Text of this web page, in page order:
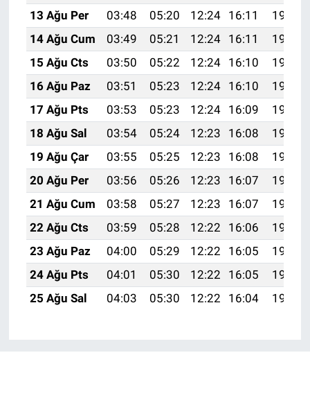
13 Ağu Per
03:48 05:20 12:24 16:11
19:19
14 Ağu Cum
03:49 05:21 12:24 16:11
19:18
15 Ağu Cts
03:50 05:22 12:24 16:10
19:16
16 Ağu Paz
03:51 05:23 12:24 16:10
19:15
17 Ağu Pts
03:53 05:23 12:24 16:09
19:14
18 Ağu Sal
03:54 05:24 12:23 16:08
19:12
19 Ağu Çar
03:55 05:25 12:23 16:08
19:11
20 Ağu Per
03:56 05:26 12:23 16:07
19:10
21 Ağu Cum
03:58 05:27 12:23 16:07
19:08
22 Ağu Cts
03:59 05:28 12:22 16:06
19:07
23 Ağu Paz
04:00 05:29 12:22 16:05
19:06
24 Ağu Pts
04:01 05:30 12:22 16:05
19:04
25 Ağu Sal
04:03 05:30 12:22 16:04 19:03